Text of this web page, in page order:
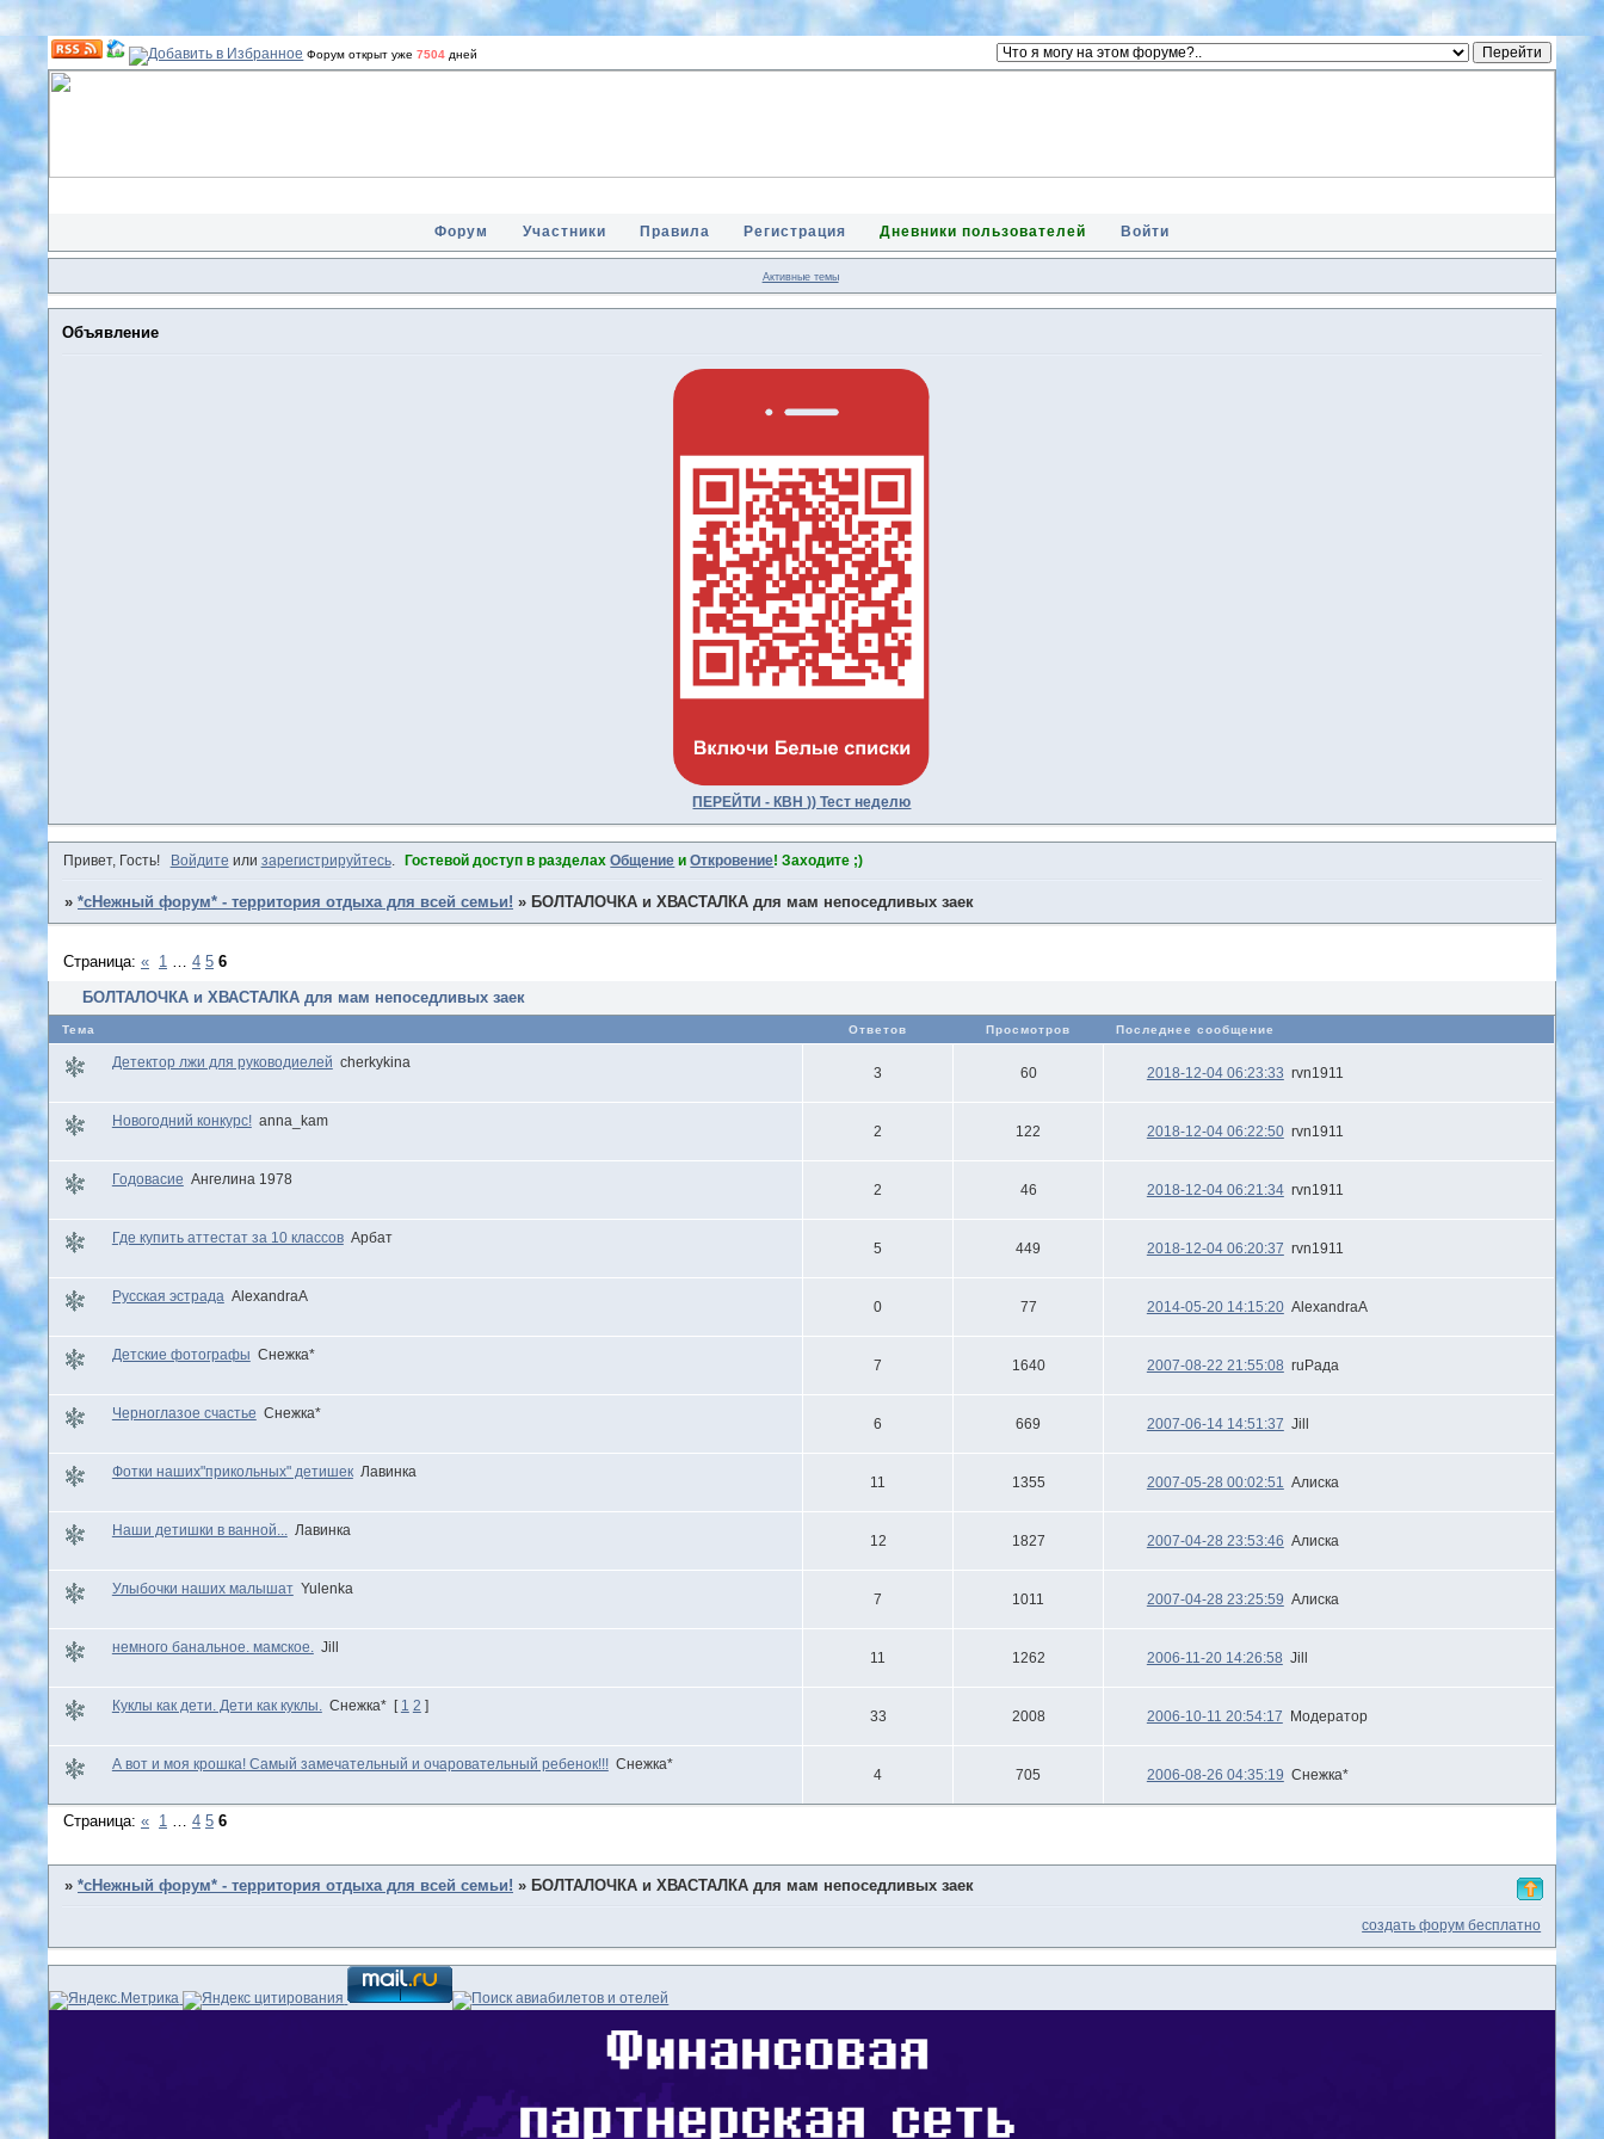
Форум открыт уже7504 дней
Форум Участники Правила Регистрация Дневники пользователей Войти
Активные темы
Объявление
ПЕРЕЙТИ - КВН )) Тест неделю
Привет, Гость! Войдите или зарегистрируйтесь. Гостевой доступ в разделахОбщение иОткровение! Заходите ;)
» *сНежный форум* - территория отдыха для всей семьи! » БОЛТАЛОЧКА и ХВАСТАЛКА для мам непоседливых заек
БОЛТАЛОЧКА и ХВАСТАЛКА для мам непоседливых заек
Страница: « 1 … 4 5 6
Тема Ответов Просмотров Последнее сообщение
Детектор лжи для руководиелей cherkykina
3 60 2018-12-04 06:23:33 rvn1911
Новогодний конкурс! anna_kam
2 122 2018-12-04 06:22:50 rvn1911
Годовасие Ангелина 1978
2 46 2018-12-04 06:21:34 rvn1911
Где купить аттестат за 10 классов Арбат
5 449 2018-12-04 06:20:37 rvn1911
Русская эстрада AlexandraA
0 77 2014-05-20 14:15:20 AlexandraA
Детские фотографы Снежка*
7 1640 2007-08-22 21:55:08 ruРада
Черноглазое счастье Снежка*
6 669 2007-06-14 14:51:37 Jill
Фотки наших"прикольных" детишек Лавинка
11 1355 2007-05-28 00:02:51 Алиска
Наши детишки в ванной... Лавинка
12 1827 2007-04-28 23:53:46 Алиска
Улыбочки наших малышат Yulenka
7 1011 2007-04-28 23:25:59 Алиска
немного банальное. мамское. Jill
11 1262 2006-11-20 14:26:58 Jill
Куклы как дети. Дети как куклы. Снежка* [ 1 2 ]
33 2008 2006-10-11 20:54:17 Модератор
А вот и моя крошка! Самый замечательный и очаровательный ребенок!!! Снежка*
4 705 2006-08-26 04:35:19 Снежка*
Страница: « 1 … 4 5 6
» *сНежный форум* - территория отдыха для всей семьи! » БОЛТАЛОЧКА и ХВАСТАЛКА для мам непоседливых заек
создать форум бесплатно